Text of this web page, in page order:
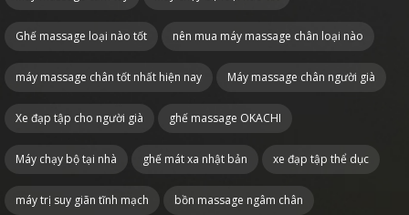
Ghế massage loại nào tốt nên mua máy massage chân loại nào
máy massage chân tốt nhất hiện nay Máy massage chân người già
Xe đạp tập cho người già ghế massage OKACHI
Máy chạy bộ tại nhà ghế mát xa nhật bản xe đạp tập thể dục
máy trị suy giãn tĩnh mạch bồn massage ngâm chân